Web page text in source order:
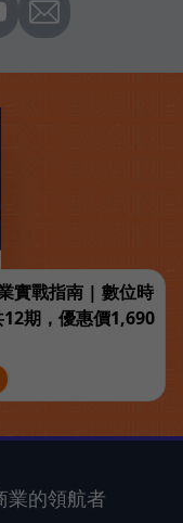
實戰指南 | 數位時
期，優惠價1,690
業的領航者